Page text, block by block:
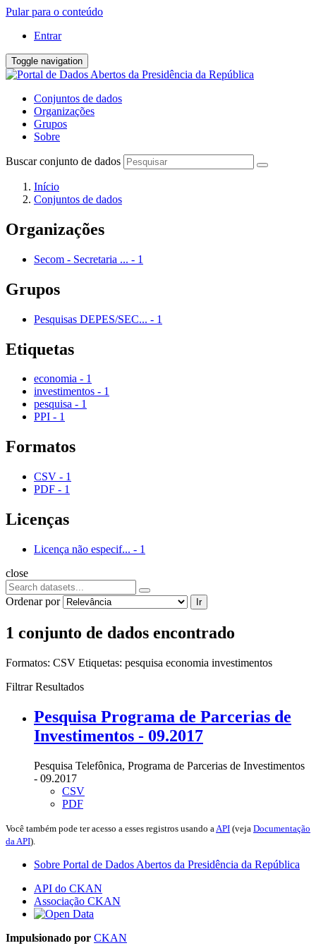
Pular para o conteúdo
Entrar
Toggle navigation
Conjuntos de dados
Organizações
Grupos
Sobre
Buscar conjunto de dados
Início
Conjuntos de dados
Organizações
Secom - Secretaria ... - 1
Grupos
Pesquisas DEPES/SEC... - 1
Etiquetas
economia - 1
investimentos - 1
pesquisa - 1
PPI - 1
Formatos
CSV - 1
PDF - 1
Licenças
Licença não especif... - 1
close
Ordenar por Ir
1 conjunto de dados encontrado
Formatos: CSV Etiquetas: pesquisa economia investimentos
Filtrar Resultados
Pesquisa Programa de Parcerias de
Investimentos - 09.2017
Pesquisa Telefônica, Programa de Parcerias de Investimentos
- 09.2017
CSV
PDF
Você também pode ter acesso a esses registros usando a API (veja Documentação
da API).
Sobre Portal de Dados Abertos da Presidência da República
API do CKAN
Associação CKAN
Impulsionado por CKAN